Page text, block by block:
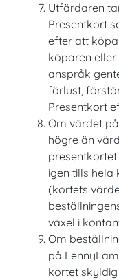
Utfärdaren
Presentkort
efter att
köparen
anspråk
förlust,
Presentkort
Om värdet
högre än
igen tills
(kortets
växel i
Om
på
kortet